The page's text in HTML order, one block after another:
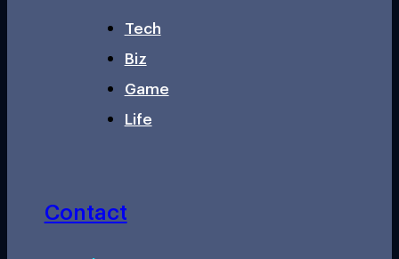
Tech
Biz
Game
Life
Contact